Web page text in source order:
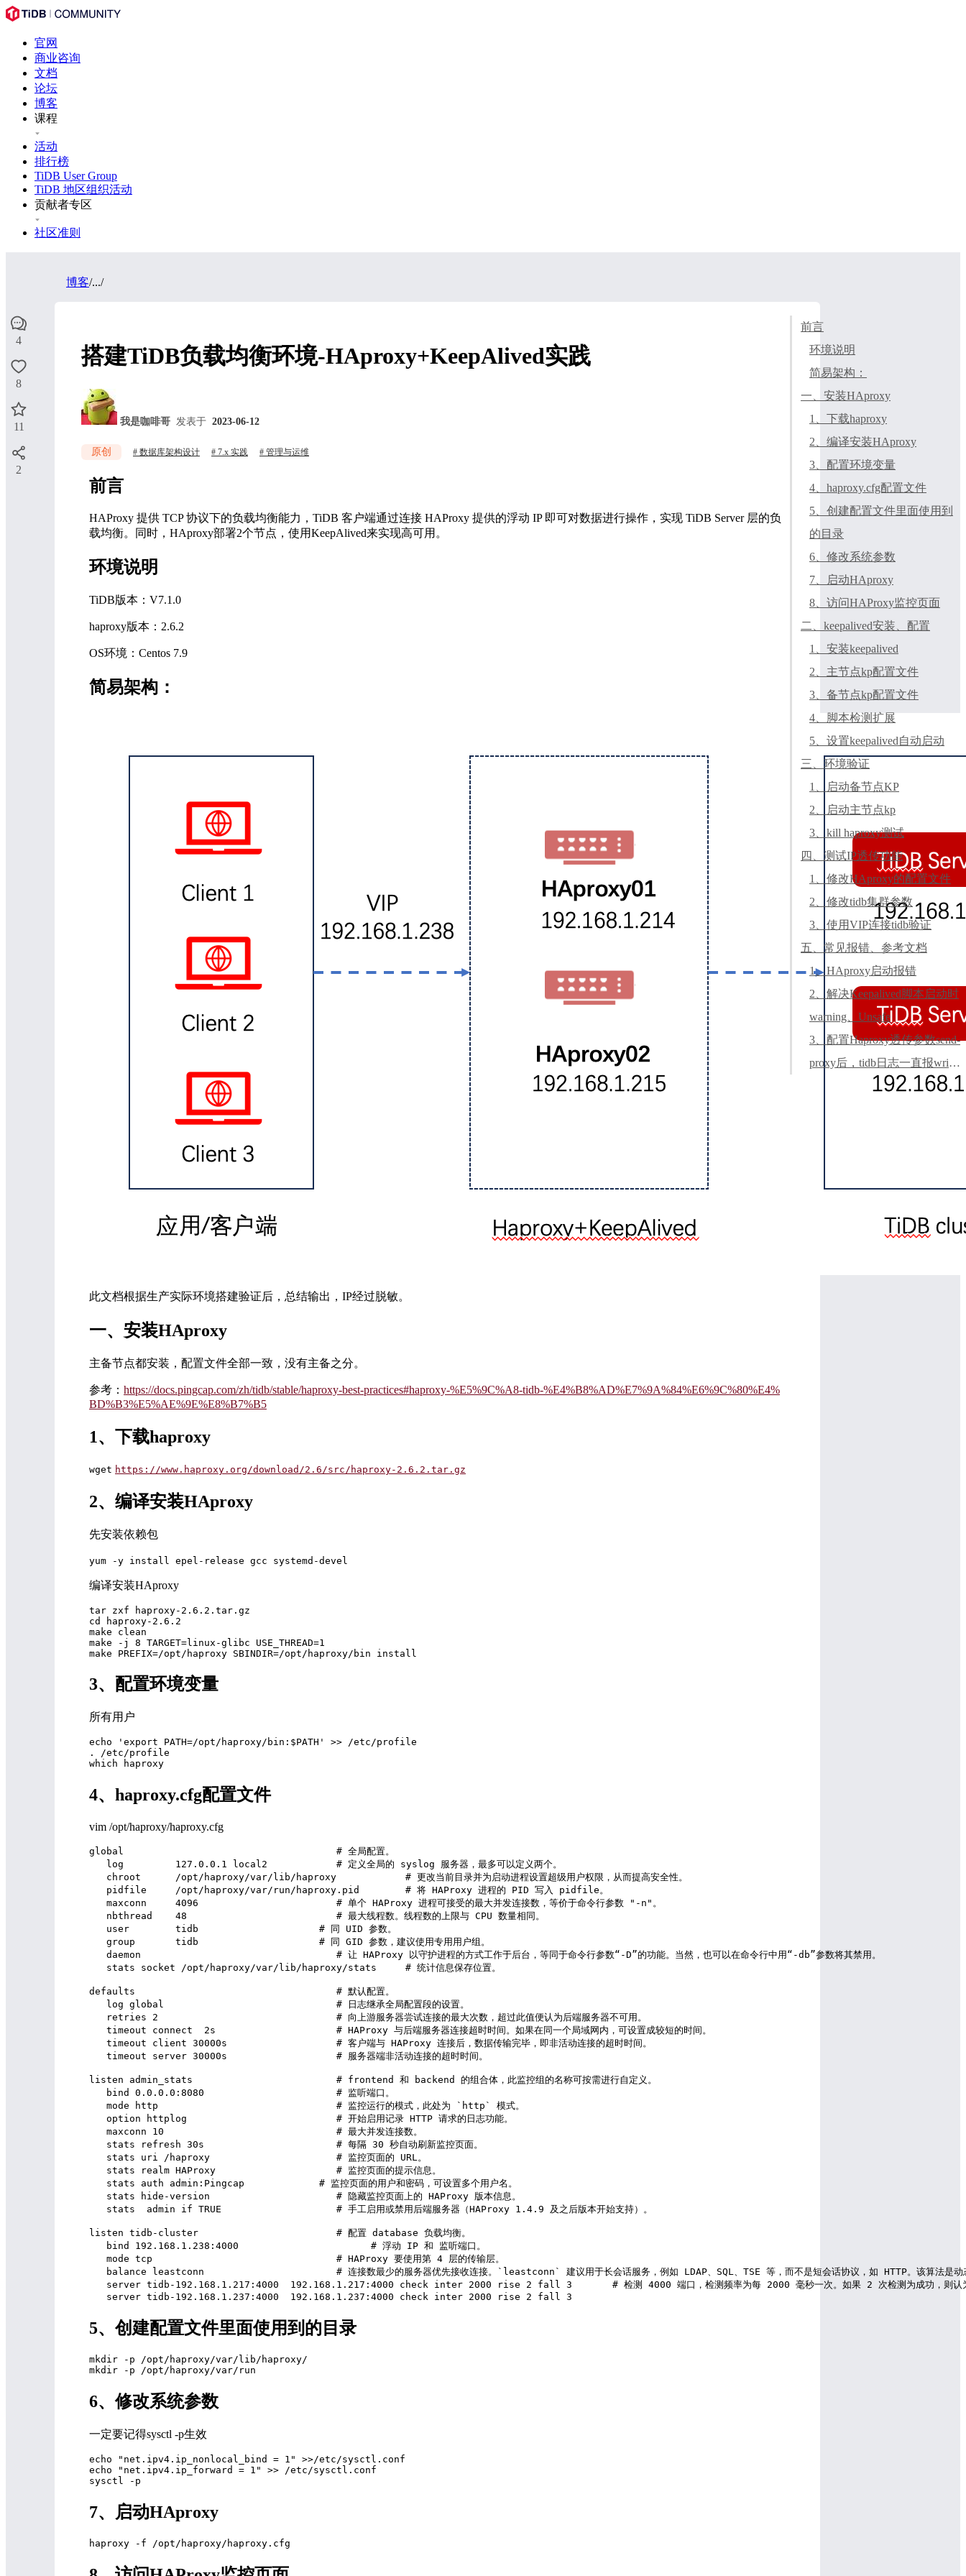
官网
商业咨询
文档
论坛
博客
课程
活动
排行榜
TiDB User Group
TiDB 地区组织活动
贡献者专区
社区准则
4
8
11
2
博客/.../
搭建TiDB负载均衡环境-HAproxy+KeepAlived实践
我是咖啡哥 发表于 2023-06-12
原创 数据库架构设计 7.x 实践 管理与运维
前言
HAProxy 提供 TCP 协议下的负载均衡能力，TiDB 客户端通过连接 HAProxy 提供的浮动 IP 即可对数据进行操作，实现 TiDB Server 层的负
载均衡。同时，HAproxy部署2个节点，使用KeepAlived来实现高可用。
环境说明
TiDB版本：V7.1.0
haproxy版本：2.6.2
OS环境：Centos 7.9
简易架构：
此文档根据生产实际环境搭建验证后，总结输出，IP经过脱敏。
一、安装HAproxy
主备节点都安装，配置文件全部一致，没有主备之分。
参考： https://docs.pingcap.com/zh/tidb/stable/haproxy-best-practices#haproxy-%E5%9C%A8-tidb-%E4%B8%AD%E7%9A%84%E6%9C%80%E4%
BD%B3%E5%AE%9E%E8%B7%B5
1、下载haproxy
wget https://www.haproxy.org/download/2.6/src/haproxy-2.6.2.tar.gz
2、编译安装HAproxy
先安装依赖包
yum -y install epel-release gcc systemd-devel
编译安装HAproxy
tar zxf haproxy-2.6.2.tar.gz
cd haproxy-2.6.2
make clean
make -j 8 TARGET=linux-glibc USE_THREAD=1
3、配置环境变量
所有用户
echo 'export PATH=/opt/haproxy/bin:$PATH' >> /etc/profile
. /etc/profile
4、haproxy.cfg配置文件
vim /opt/haproxy/haproxy.cfg
global                                     # 全局配置。
   log         127.0.0.1 local2            # 定义全局的 syslog 服务器，最多可以定义两个。
   chroot      /opt/haproxy/var/lib/haproxy            # 更改当前目录并为启动进程设置超级用户权限，从而提高安全性。
   pidfile     /opt/haproxy/var/run/haproxy.pid        # 将 HAProxy 进程的 PID 写入 pidfile。
   maxconn     4096                        # 单个 HAProxy 进程可接受的最大并发连接数，等价于命令行参数 "-n"。
   nbthread    48                          # 最大线程数。线程数的上限与 CPU 数量相同。
   user        tidb                     # 同 UID 参数。
   group       tidb                     # 同 GID 参数，建议使用专用用户组。
   daemon                                  # 让 HAProxy 以守护进程的方式工作于后台，等同于命令行参数“-D”的功能。当然，也可以在命令行中用“-db”参数将其禁用。
   stats socket /opt/haproxy/var/lib/haproxy/stats     # 统计信息保存位置。
defaults                                   # 默认配置。
   log global                              # 日志继承全局配置段的设置。
   retries 2                               # 向上游服务器尝试连接的最大次数，超过此值便认为后端服务器不可用。
   timeout connect  2s                     # HAProxy 与后端服务器连接超时时间。如果在同一个局域网内，可设置成较短的时间。
   timeout client 30000s                   # 客户端与 HAProxy 连接后，数据传输完毕，即非活动连接的超时时间。
   timeout server 30000s                   # 服务器端非活动连接的超时时间。
listen admin_stats                         # frontend 和 backend 的组合体，此监控组的名称可按需进行自定义。
   bind 0.0.0.0:8080                       # 监听端口。
   mode http                               # 监控运行的模式，此处为 `http` 模式。
   option httplog                          # 开始启用记录 HTTP 请求的日志功能。
   maxconn 10                              # 最大并发连接数。
   stats refresh 30s                       # 每隔 30 秒自动刷新监控页面。
   stats uri /haproxy                      # 监控页面的 URL。
   stats realm HAProxy                     # 监控页面的提示信息。
   stats auth admin:Pingcap             # 监控页面的用户和密码，可设置多个用户名。
   stats hide-version                      # 隐藏监控页面上的 HAProxy 版本信息。
   stats  admin if TRUE                    # 手工启用或禁用后端服务器（HAProxy 1.4.9 及之后版本开始支持）。
listen tidb-cluster                        # 配置 database 负载均衡。
   bind 192.168.1.238:4000                       # 浮动 IP 和 监听端口。
   mode tcp                                # HAProxy 要使用第 4 层的传输层。
balance leastconn                       # 连接数最少的服务器优先接收连接。`leastconn` 建议用于长会话服务，例如 LDAP、SQL、TSE 等，而不是短会话协议，如 HTTP。该算法是动态
server tidb-192.168.1.217:4000  192.168.1.217:4000 check inter 2000 rise 2 fall 3       # 检测 4000 端口，检测频率为每 2000 毫秒一次。如果 2 次检测为成功，则认为服
5、创建配置文件里面使用到的目录
mkdir -p /opt/haproxy/var/lib/haproxy/
6、修改系统参数
一定要记得sysctl -p生效
echo "net.ipv4.ip_nonlocal_bind = 1" >>/etc/sysctl.conf
echo "net.ipv4.ip_forward = 1" >> /etc/sysctl.conf
7、启动HAproxy
前言
环境说明
简易架构：
一、安装HAproxy
1、下载haproxy
2、编译安装HAproxy
3、配置环境变量
4、haproxy.cfg配置文件
5、创建配置文件里面使用到
的目录
6、修改系统参数
7、启动HAproxy
8、访问HAProxy监控页面
二、keepalived安装、配置
1、安装keepalived
2、主节点kp配置文件
3、备节点kp配置文件
4、脚本检测扩展
5、设置keepalived自动启动
三、环境验证
1、启动备节点KP
2、启动主节点kp
3、kill haproxy测试
四、测试IP透传功能
1、修改HAproxy的配置文件
2、修改tidb集群参数
3、使用VIP连接tidb验证
五、常见报错、参考文档
1、HAproxy启动报错
2、解决Keepalived脚本启动时
warning、Unsafe
3、配置Haproxy透传参数send-
proxy后，tidb日志一直报write:
connection reset by peer